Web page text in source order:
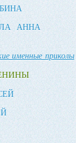
АННА
именные приколы